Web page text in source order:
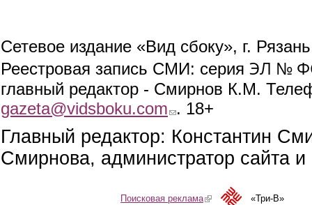
Сетевое издание «Вид сбоку», г.
Реестровая запись СМИ: серия ЭЛ №
главный редактор - Смирнов К.М.
gazeta@vidsboku.com (link sends e-mail)
. 18+
Главный редактор: Константин
Смирнова, администратор сайта
Поисковая реклама(link is external)«Три-В»